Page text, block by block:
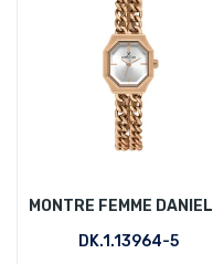
DK.1.13964-5